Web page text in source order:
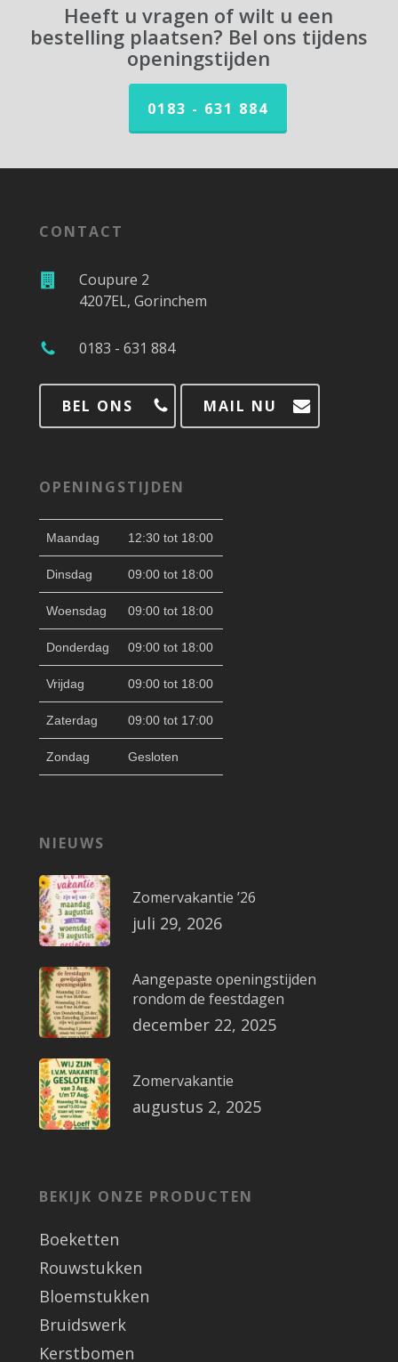
Heeft u vragen of wilt u een
bestelling plaatsen? Bel ons tijdens
openingstijden
0183 - 631 884
CONTACT
Coupure 2
4207EL, Gorinchem
0183 - 631 884
BEL ONS MAIL NU
OPENINGSTIJDEN
Maandag 12:30 tot 18:00
Dinsdag 09:00 tot 18:00
Woensdag 09:00 tot 18:00
Donderdag 09:00 tot 18:00
Vrijdag 09:00 tot 18:00
Zaterdag 09:00 tot 17:00
Zondag Gesloten
NIEUWS
Zomervakantie ’26
juli 29, 2026
Aangepaste openingstijden
rondom de feestdagen
december 22, 2025
Zomervakantie
augustus 2, 2025
BEKIJK ONZE PRODUCTEN
Boeketten
Rouwstukken
Bloemstukken
Bruidswerk
Kerstbomen